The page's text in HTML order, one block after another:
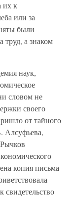
их к
или за
были
труд, а знаком
наук,
словом не
своего
от тайного
Алсуфьева,
копия письма
свидетельство